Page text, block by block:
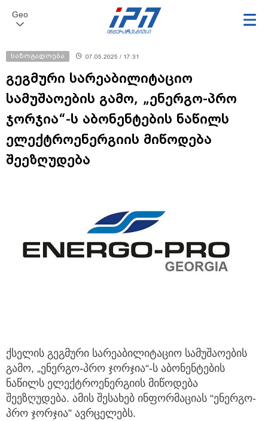
Geo
საზოგადოება 07.05.2025 / 17:31
გეგმური სარეაბილიტაციო
სამუშაოების გამო, „ენერგო-პრო
ჯორჯია“-ს აბონენტების ნაწილს
ელექტროენერგიის მიწოდება
შეეზღუდება
ქსელის გეგმური სარეაბილიტაციო სამუშაოების
გამო, „ენერგო-პრო ჯორჯია“-ს აბონენტების
ნაწილს ელექტროენერგიის მიწოდება
შეეზღუდება. ამის შესახებ ინფორმაციას “ენერგო-
პრო ჯორჯია” ავრცელებს.